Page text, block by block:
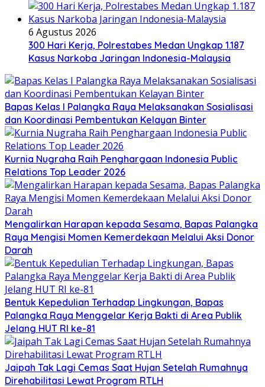
6 Agustus 2026
300 Hari Kerja, Polrestabes Medan Ungkap 1.187
Kasus Narkoba Jaringan Indonesia-Malaysia
Bapas Kelas I Palangka Raya Melaksanakan Sosialisasi
dan Koordinasi Pembentukan Kelayan Binter
Kurnia Nugraha Raih Penghargaan Indonesia Public
Relations Top Leader 2026
Mengalirkan Harapan kepada Sesama, Bapas Palangka
Raya Mengisi Momen Kemerdekaan Melalui Aksi Donor
Darah
Bentuk Kepedulian Terhadap Lingkungan, Bapas
Palangka Raya Menggelar Kerja Bakti di Area Publik
Jelang HUT RI ke-81
Jaipah Tak Lagi Cemas Saat Hujan Setelah Rumahnya
Direhabilitasi Lewat Program RTLH